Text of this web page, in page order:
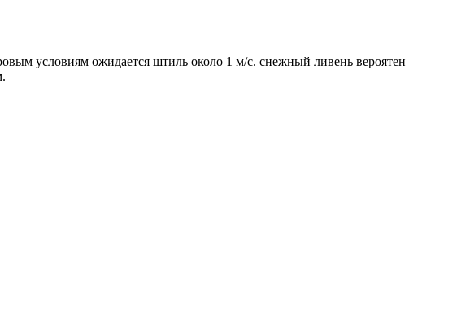
условиям ожидается штиль около 1 м/с. снежный ливень вероятен